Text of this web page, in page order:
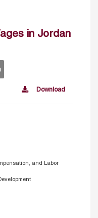
in Jordan
Download
and Labor